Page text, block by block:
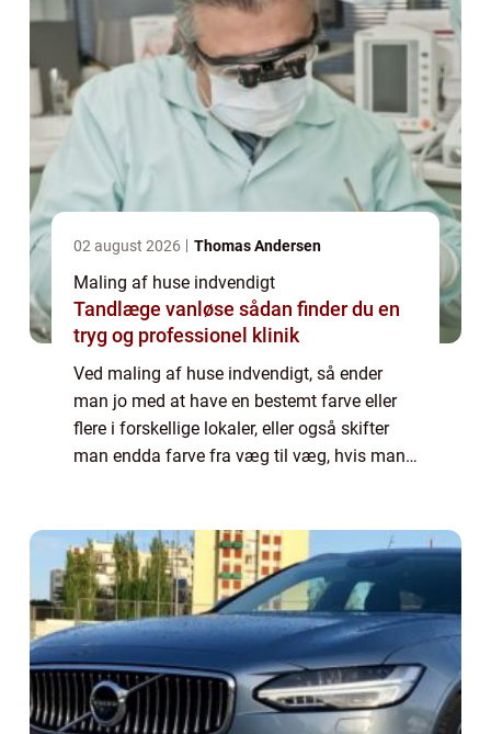
02 august 2026 Thomas Andersen
Maling af huse indvendigt
Tandlæge vanløse sådan finder du en
tryg og professionel klinik
Ved maling af huse indvendigt, så ender
man jo med at have en bestemt farve eller
flere i forskellige lokaler, eller også skifter
man endda farve fra væg til væg, hvis man